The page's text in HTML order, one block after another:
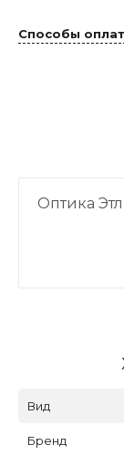
Способы
Оптика
Вид
Бренд